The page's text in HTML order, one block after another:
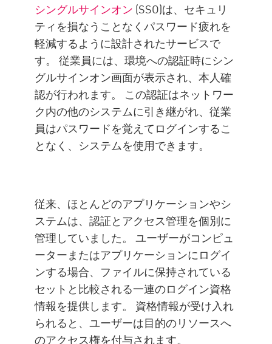
シングルサインオン (SSO)は、セキュリ
ティを損なうことなくパスワード疲れを
軽減するように設計されたサービスで
す。 従業員には、環境への認証時にシン
グルサインオン画面が表示され、本人確
認が行われます。 この認証はネットワー
ク内の他のシステムに引き継がれ、従業
員はパスワードを覚えてログインするこ
となく、システムを使用できます。
従来、ほとんどのアプリケーションやシ
ステムは、認証とアクセス管理を個別に
管理していました。 ユーザーがコンピュ
ーターまたはアプリケーションにログイ
ンする場合、ファイルに保持されている
セットと比較される一連のログイン資格
情報を提供します。 資格情報が受け入れ
られると、ユーザーは目的のリソースへ
のアクセス権を付与されます。